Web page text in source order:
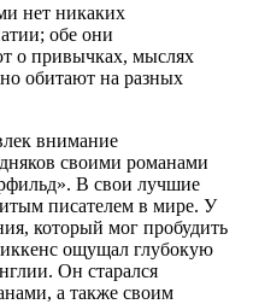
нет никаких
обе они
о привычках, мыслях
обитают на разных
внимание
своими романами
В свои лучшие
писателем в мире. У
который мог пробудить
ощущал глубокую
Он старался
а также своим